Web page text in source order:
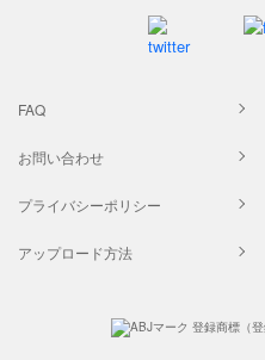
FAQ
お問い合わせ
プライバシーポリシー
アップロード方法